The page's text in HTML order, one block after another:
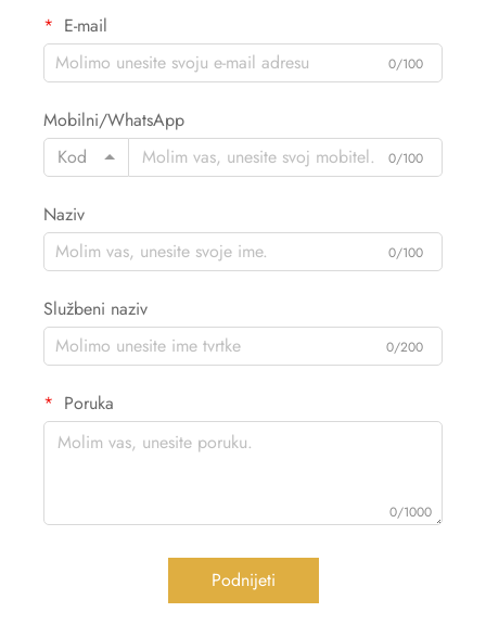
E-mail
0/100
Mobilni/WhatsApp
Kod
0/100
Naziv
0/100
Službeni naziv
0/200
Poruka
0/1000
Podnijeti